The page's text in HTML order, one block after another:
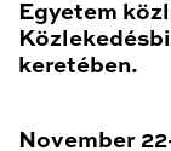
Egyetem
keretében.
November